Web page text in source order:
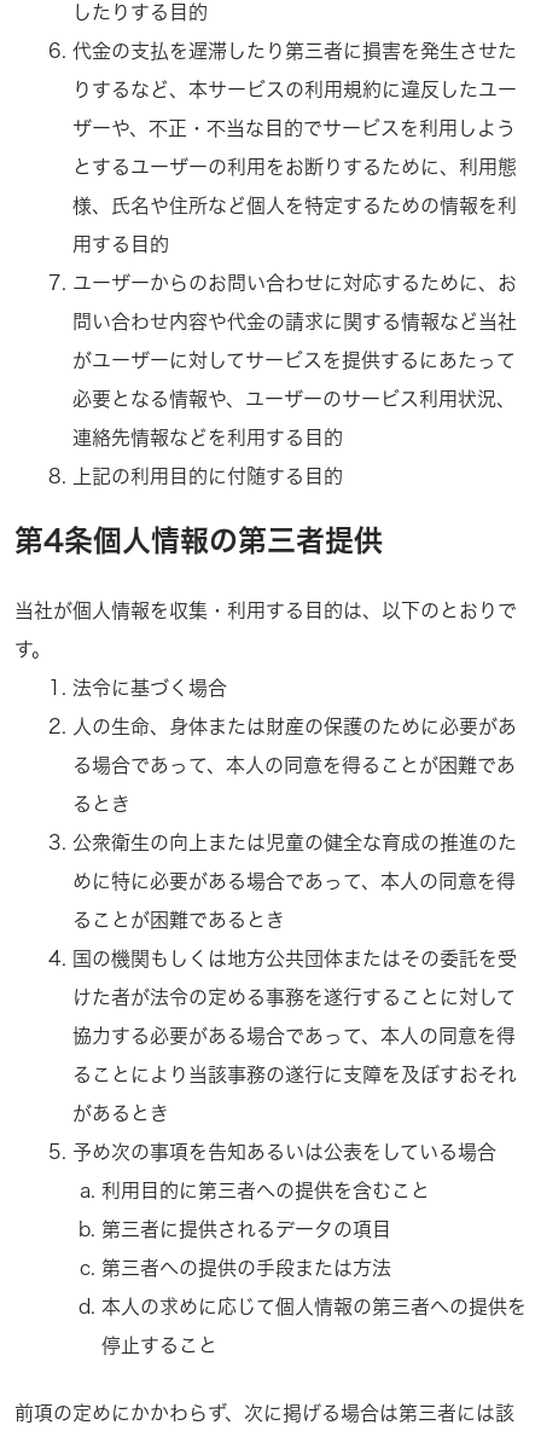
したりする目的
代金の支払を遅滞したり第三者に損害を発生させた
りするなど、本サービスの利用規約に違反したユー
ザーや、不正・不当な目的でサービスを利用しよう
とするユーザーの利用をお断りするために、利用態
様、氏名や住所など個人を特定するための情報を利
用する目的
ユーザーからのお問い合わせに対応するために、お
問い合わせ内容や代金の請求に関する情報など当社
がユーザーに対してサービスを提供するにあたって
必要となる情報や、ユーザーのサービス利用状況、
連絡先情報などを利用する目的
上記の利用目的に付随する目的
第4条個人情報の第三者提供
当社が個人情報を収集・利用する目的は、以下のとおりで
す。
法令に基づく場合
人の生命、身体または財産の保護のために必要があ
る場合であって、本人の同意を得ることが困難であ
るとき
公衆衛生の向上または児童の健全な育成の推進のた
めに特に必要がある場合であって、本人の同意を得
ることが困難であるとき
国の機関もしくは地方公共団体またはその委託を受
けた者が法令の定める事務を遂行することに対して
協力する必要がある場合であって、本人の同意を得
ることにより当該事務の遂行に支障を及ぼすおそれ
があるとき
予め次の事項を告知あるいは公表をしている場合
利用目的に第三者への提供を含むこと
第三者に提供されるデータの項目
第三者への提供の手段または方法
本人の求めに応じて個人情報の第三者への提供を
停止すること
前項の定めにかかわらず、次に掲げる場合は第三者には該